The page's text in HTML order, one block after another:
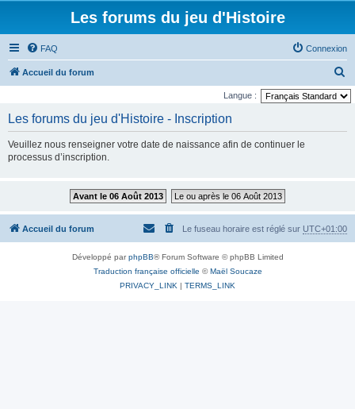
Les forums du jeu d'Histoire
FAQ Connexion
Accueil du forum
e
r
Langue :
Les forums du jeu d'Histoire - Inscription
Veuillez nous renseigner votre date de naissance afin de continuer le
processus d’inscription.
Avant le 06 Août 2013 Le ou après le 06 Août 2013
Accueil du forum Le fuseau horaire est réglé sur UTC+01:00
Développé parphpBB® Forum Software © phpBB Limited
Traduction française officielle ©Maël Soucaze
PRIVACY_LINK | TERMS_LINK